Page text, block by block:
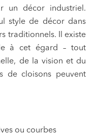
un décor industriel.
style de décor dans
traditionnels. Il existe
à cet égard – tout
de la vision et du
de cloisons peuvent
ou courbes